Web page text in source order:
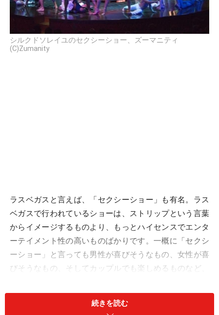
シルクドソレイユのセクシーショー、ズーマニティ
(C)Zumanity
ラスベガスと言えば、「セクシーショー」も有名。ラス
ベガスで行われているショーは、ストリップという言葉
からイメージするものより、もっとハイセンスでエンタ
ーテイメント性の高いものばかりです。一概に「セクシ
ーショー」と言っても男性が喜びそうなもの、女性が喜
びそうなもの、そしてカップルでも楽しめるものなど、
続きを読む